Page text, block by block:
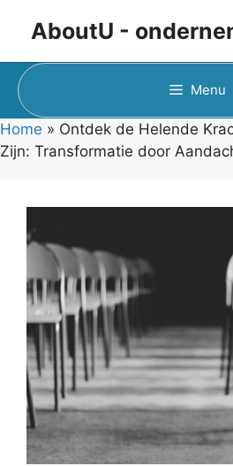
inhoud
AboutU -
Menu
Home » Ontdek de Helende
Zijn: Transformatie door